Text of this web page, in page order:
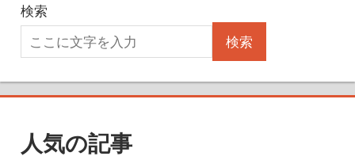
検索
検索
人気の記事